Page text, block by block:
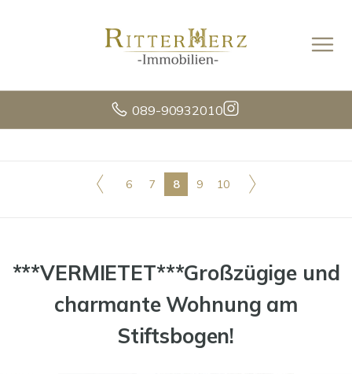
089-90932010
6 7 8 9 10
***VERMIETET***Großzügige und
charmante Wohnung am
Stiftsbogen!